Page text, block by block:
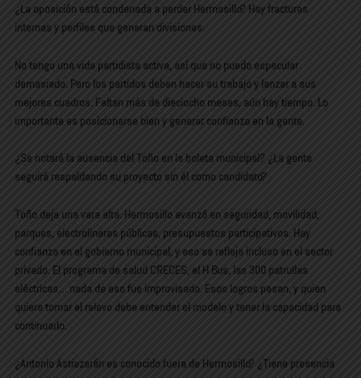
¿La oposición está condenada a perder Hermosillo? Hay fracturas
internas y perfiles que generan divisiones.
No tengo una vida partidista activa, así que no puedo especular
demasiado. Pero los partidos deben hacer su trabajo y lanzar a sus
mejores cuadros. Faltan más de dieciocho meses, aún hay tiempo. Lo
importante es posicionarse bien y generar confianza en la gente.
¿Se notará la ausencia del Toño en la boleta municipal? ¿La gente
seguirá respaldando su proyecto sin él como candidato?
Toño deja una vara alta. Hermosillo avanzó en seguridad, movilidad,
parques, electrolineras públicas, presupuestos participativos. Hay
confianza en el gobierno municipal, y eso se refleja incluso en el sector
privado. El programa de salud CRECES, el H Bus, las 300 patrullas
eléctricas… nada de eso fue improvisado. Esos logros pesan, y quien
quiera tomar el relevo debe entender el modelo y tener la capacidad para
continuarlo.
¿Antonio Astiazarán es conocido fuera de Hermosillo? ¿Tiene presencia